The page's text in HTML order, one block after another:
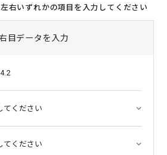
右いずれかの項目を入力してください
目データを入力